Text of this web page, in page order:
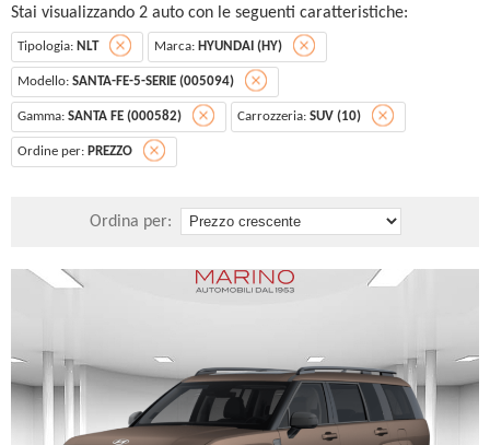
Stai visualizzando 2 auto con le seguenti caratteristiche:
Tipologia: NLT Marca: HYUNDAI (HY)
Modello: SANTA-FE-5-SERIE (005094)
Gamma: SANTA FE (000582) Carrozzeria: SUV (10)
Ordine per: PREZZO
Ordina per: